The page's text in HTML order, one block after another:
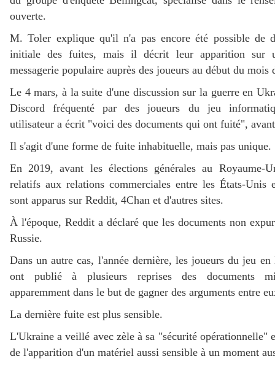
ouverte.
M. Toler explique qu'il n'a pas encore été possible de
initiale des fuites, mais il décrit leur apparition sur
messagerie populaire auprès des joueurs au début du mois
Le 4 mars, à la suite d'une discussion sur la guerre en
Discord fréquenté par des joueurs du jeu
utilisateur a écrit "voici des documents qui ont fuité",
Il s'agit d'une forme de fuite inhabituelle, mais pas unique.
En 2019, avant les élections générales au Royaume-
relatifs aux relations commerciales entre les États-Unis
sont apparus sur Reddit, 4Chan et d'autres sites.
À l'époque, Reddit a déclaré que les documents non
Russie.
Dans un autre cas, l'année dernière, les joueurs du jeu
ont publié à plusieurs reprises des documents
apparemment dans le but de gagner des arguments entre
La dernière fuite est plus sensible.
L'Ukraine a veillé avec zèle à sa "sécurité opérationnelle"
de l'apparition d'un matériel aussi sensible à un moment